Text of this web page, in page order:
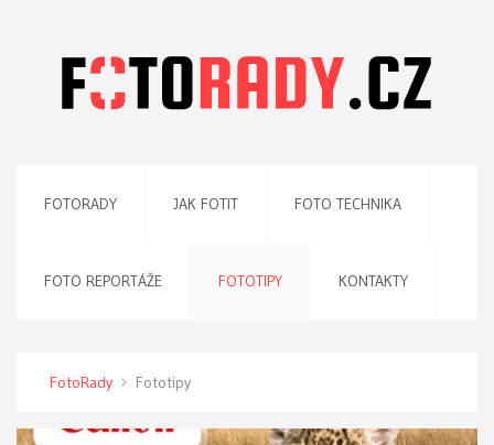
FOTORADY JAK FOTIT FOTO TECHNIKA
FOTO REPORTÁŽE FOTOTIPY KONTAKTY
FotoRady Fototipy